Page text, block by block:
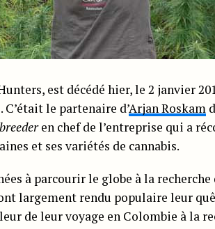
est décédé hier, le 2 janvier
le partenaire d’Arjan Roskam
breederen chef de l’entreprise qui a
et ses variétés de cannabis.
à parcourir le globe à la recherche
largement rendu populaire leur
de leur voyage en Colombie à la